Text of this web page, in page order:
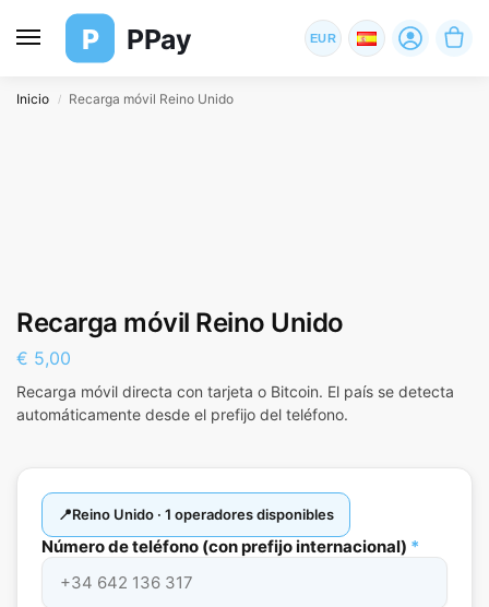
P PPay EUR
Inicio / Recarga móvil Reino Unido
Recarga móvil Reino Unido
€ 5,00
Recarga móvil directa con tarjeta o Bitcoin. El país se detecta
automáticamente desde el prefijo del teléfono.
Reino Unido · 1 operadores disponibles
Número de teléfono (con prefijo internacional) *